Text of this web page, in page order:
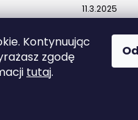
Kontynuując
zgodę
tutaj.
11.3.2025